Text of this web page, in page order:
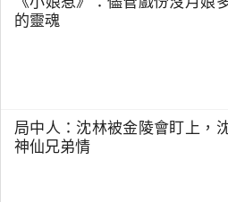
的靈魂
局中人：沈林被金陵會盯上，
神仙兄弟情